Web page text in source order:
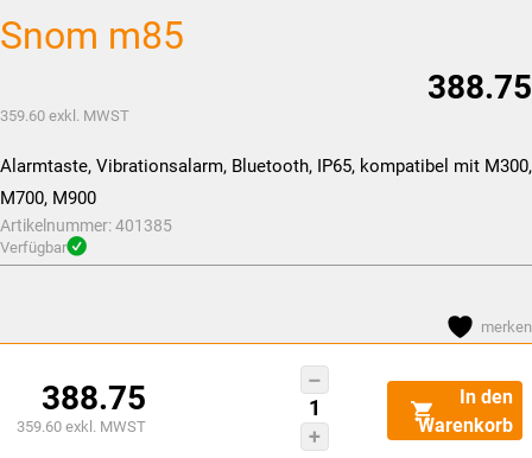
Snom m85
388.75
359.60 exkl. MWST
Alarmtaste, Vibrationsalarm, Bluetooth, IP65, kompatibel mit M300,
M700, M900
Artikelnummer:401385
Verfügbar
merken
388.75
359.60 exkl. MWST
Snom
m85
Menge
In den
Warenkorb